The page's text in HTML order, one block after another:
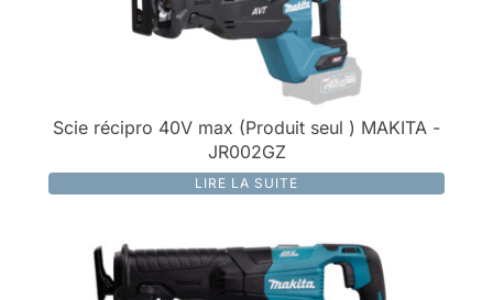
Scie récipro 40V max (Produit seul ) MAKITA -
JR002GZ
LIRE LA SUITE